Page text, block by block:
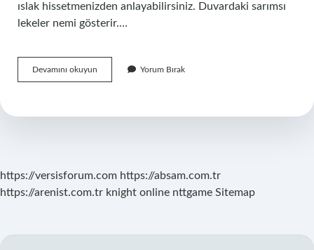
ıslak hissetmenizden anlayabilirsiniz. Duvardaki sarımsı
lekeler nemi gösterir.…
Devamını okuyun Odadaki
Nem
Ölçülür
Yorum Bırak
https://versisforum.com https://absam.com.tr
https://arenist.com.tr knight online nttgame Sitemap